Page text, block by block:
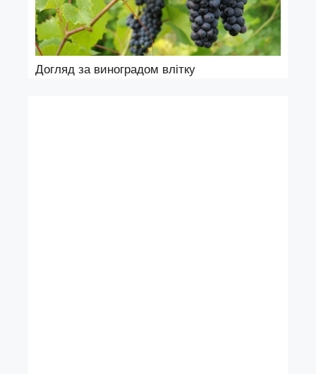
Догляд за виноградом влітку